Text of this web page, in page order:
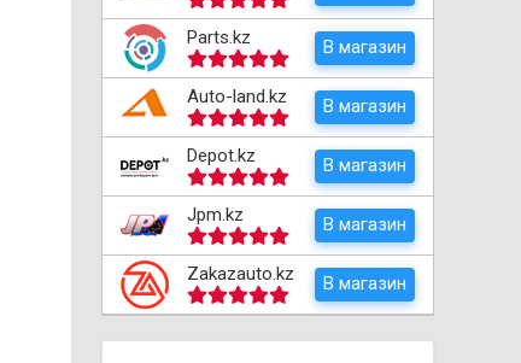
Parts.kz В магазин
Auto-land.kz В магазин
Depot.kz В магазин
Jpm.kz В магазин
Zakazauto.kz В магазин